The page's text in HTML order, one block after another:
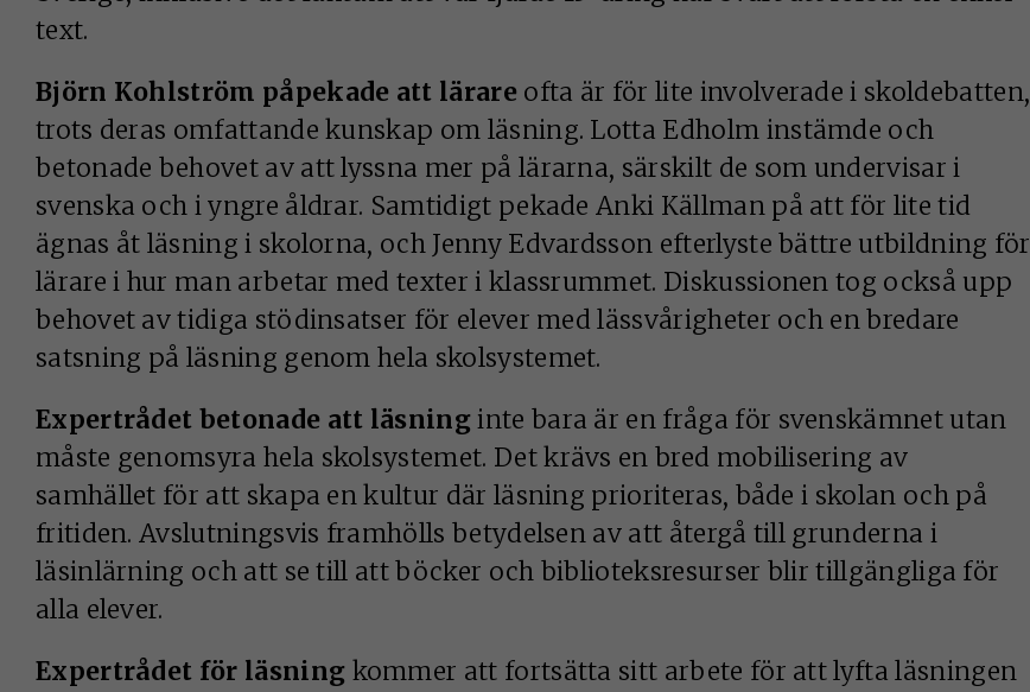
text.
Björn Kohlström påpekade att lärareofta är för lite involverade i skoldebatten,
trots deras omfattande kunskap om läsning. Lotta Edholm instämde och
betonade behovet av att lyssna mer på lärarna, särskilt de som undervisar i
svenska och i yngre åldrar. Samtidigt pekade Anki Källman på att för lite tid
ägnas åt läsning i skolorna, och Jenny Edvardsson efterlyste bättre utbildning för
lärare i hur man arbetar med texter i klassrummet. Diskussionen tog också upp
behovet av tidiga stödinsatser för elever med lässvårigheter och en bredare
satsning på läsning genom hela skolsystemet.
Expertrådet betonade att läsninginte bara är en fråga för svenskämnet utan
måste genomsyra hela skolsystemet. Det krävs en bred mobilisering av
samhället för att skapa en kultur där läsning prioriteras, både i skolan och på
fritiden. Avslutningsvis framhölls betydelsen av att återgå till grunderna i
läsinlärning och att se till att böcker och biblioteksresurser blir tillgängliga för
alla elever.
Expertrådet för läsning kommer att fortsätta sitt arbete för att lyfta läsningen